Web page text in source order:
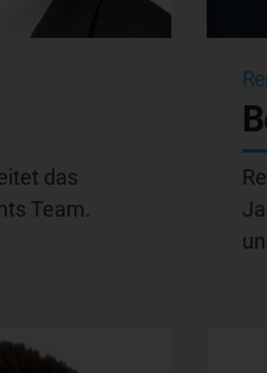
das
Team.